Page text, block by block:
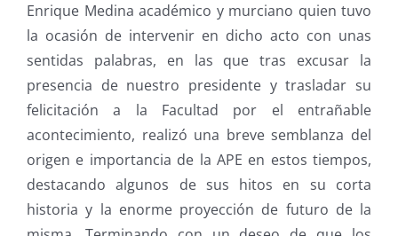
Enrique Medina académico y murciano quien tuvo
la ocasión de intervenir en dicho acto con unas
sentidas palabras, en las que tras excusar la
presencia de nuestro presidente y trasladar su
felicitación a la Facultad por el entrañable
acontecimiento, realizó una breve semblanza del
origen e importancia de la APE en estos tiempos,
destacando algunos de sus hitos en su corta
historia y la enorme proyección de futuro de la